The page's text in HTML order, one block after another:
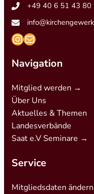
+49 40 6 51 43 80
https://
Navigation
Mitglied werden →
Über Uns
Aktuelles & Themen
Landesverbände
Saat e.V Seminare →
Service
Mitgliedsdaten ändern